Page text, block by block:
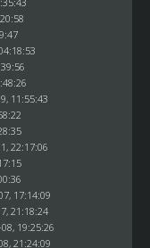
11:55:43
22:17:06
17:14:09
21:18:24
19:25:26
21:24:09